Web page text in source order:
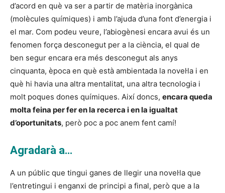
d’acord en què va ser a partir de matèria inorgànica
(molècules químiques) i amb l’ajuda d’una font d’energia i
el mar. Com podeu veure, l’abiogènesi encara avui és un
fenomen força desconegut per a la ciència, el qual de
ben segur encara era més desconegut als anys
cinquanta, època en què està ambientada la novel·la i en
què hi havia una altra mentalitat, una altra tecnologia i
molt poques dones químiques. Així doncs, encara queda
molta feina per fer en la recerca i en la igualtat
d’oportunitats, però poc a poc anem fent camí!
Agradarà a…
A un públic que tingui ganes de llegir una novel·la que
l’entretingui i enganxi de principi a final, però que a la